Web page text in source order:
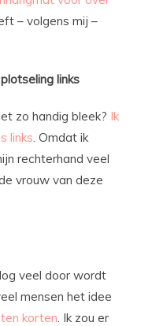
– volgens mij –
links
zo handig bleek? Ik
links . Omdat ik
rechterhand veel
vrouw van deze
veel door wordt
mensen het idee
korten . Ik zou er